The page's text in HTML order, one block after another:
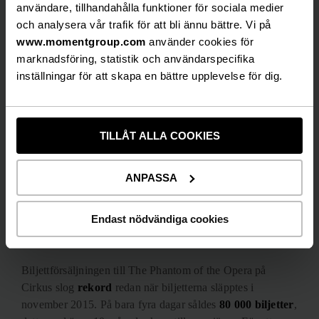
användare, tillhandahålla funktioner för sociala medier
och analysera vår trafik för att bli ännu bättre. Vi på
www.momentgroup.com använder cookies för
marknadsföring, statistik och användarspecifika
inställningar för att skapa en bättre upplevelse för dig.
TILLÅT ALLA COOKIES
ANPASSA
Endast nödvändiga cookies
största teatersuccéer. Nypremiären på Cirkus i Stockholm
hösten 2016 markerade även
30 år sedan musikalen sattes
upp för första gången på
Her Majesty’s Theatre
Londons
West End . Sveriges största musikalstjärna
Peter
både påBroadwayoch West End och han är en av endast
Skandinavien på 10 år, säger producentBosse
på 2Entertain, en av aktörerna bakom
uppsättningen.
Biljettförsäljningen till The Phantom of the Opera på
Cirkus slog rekord redan när biljetterna släpptes i
november 2015. På bara fyra dagar såldes 80 000 biljetter,